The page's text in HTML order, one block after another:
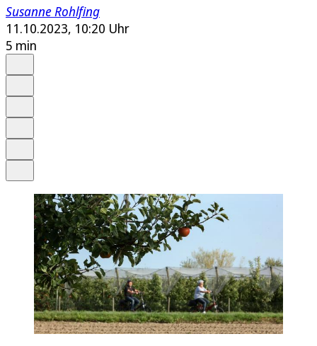
Susanne Rohlfing
11.10.2023, 10:20 Uhr
5 min